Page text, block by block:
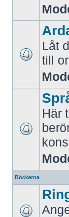
Låt
till
Här
Böckerna